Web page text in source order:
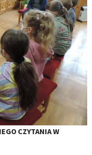
CZYTANIA W